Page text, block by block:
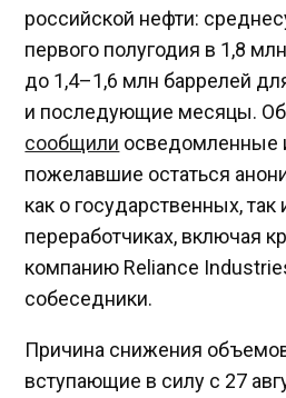
российской нефти:
первого полугодия в 1,8
до 1,4–1,6 млн баррелей
и последующие месяцы. Об
сообщили осведомленные
пожелавшие остаться
как о государственных, так
переработчиках, включая
компанию Reliance
собеседники.
Причина снижения
вступающие в силу с 27